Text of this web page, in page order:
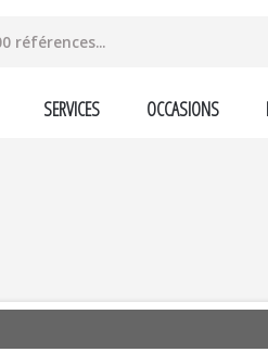
SERVICES OCCASIONS